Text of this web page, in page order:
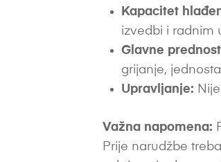
Kapacitet
izvedbi i radnim
Glavne
grijanje,
Upravljanje:
Važna napomena:
Prije narudžbe